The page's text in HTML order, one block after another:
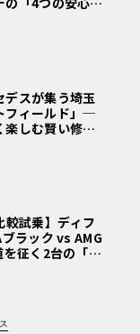
施。外観上では
が、中身はフル
に変わったのが
ンサイジングエ
スターター・ジ
ッドを搭載した
レなど豊富なボ
デ6つの疑問：
】〈PR〉
デスが集う埼玉
フィールド」─
しむ賢い修理
クス製オイル
較試乗】ディフ
ラック vs AMG
征く2台の「対